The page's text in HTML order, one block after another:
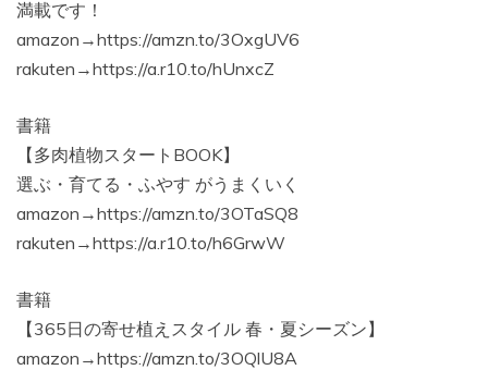
満載です！
amazon→https://amzn.to/3OxgUV6
rakuten→https://a.r10.to/hUnxcZ
書籍
【多肉植物スタートBOOK】
選ぶ・育てる・ふやす がうまくいく
amazon→https://amzn.to/3OTaSQ8
rakuten→https://a.r10.to/h6GrwW
書籍
【365日の寄せ植えスタイル 春・夏シーズン】
amazon→https://amzn.to/3OQlU8A